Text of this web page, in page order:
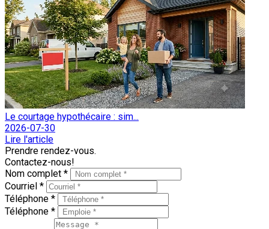
Le courtage hypothécaire : sim...
2026-07-30
Lire l'article
Prendre rendez-vous.
Contactez-nous!
Nom complet *
Courriel *
Téléphone *
Téléphone *